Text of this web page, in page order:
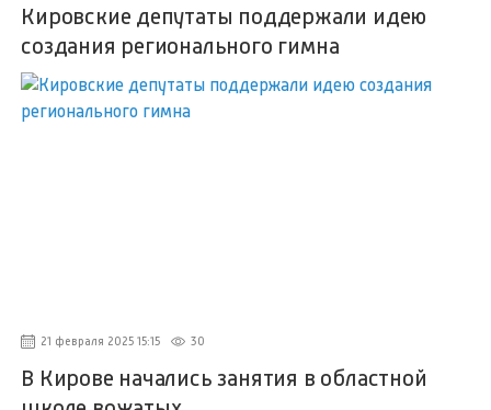
Кировские депутаты поддержали идею
создания регионального гимна
21 февраля 2025 15:15 30
В Кирове начались занятия в областной